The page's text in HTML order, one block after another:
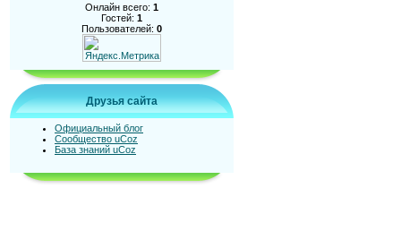
Онлайн всего: 1
Гостей: 1
Пользователей: 0
Друзья сайта
Официальный блог
Сообщество uCoz
База знаний uCoz